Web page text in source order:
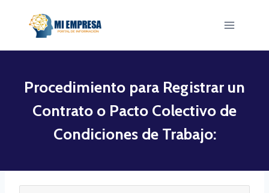
Procedimiento para Registrar un
Contrato o Pacto Colectivo de
Condiciones de Trabajo: